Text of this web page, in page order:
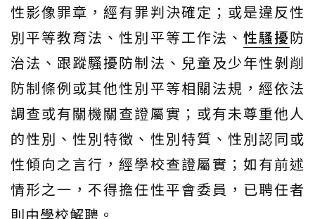
性影像罪章，經有罪判決確定；或是違反性
別平等教育法、性別平等工作法、 性騷擾防
治法、跟蹤騷擾防制法、兒童及少年性剝削
防制條例或其他性別平等相關法規，經依法
調查或有關機關查證屬實；或有未尊重他人
的性別、性別特徵、性別特質、性別認同或
性傾向之言行，經學校查證屬實；如有前述
情形之一，不得擔任性平會委員，已聘任者
則由學校解聘。